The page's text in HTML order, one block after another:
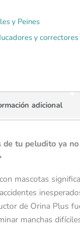
y Peines
y correctores
adicional
de tu peludito ya
mascotas
de Orina Plus
manchas